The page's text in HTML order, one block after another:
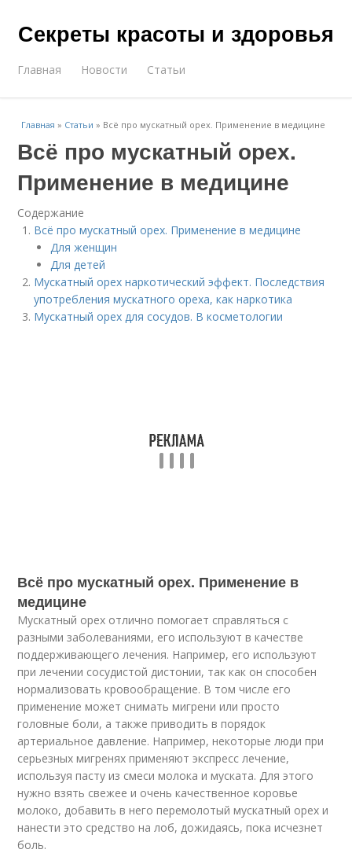
Секреты красоты и здоровья
Главная Новости Статьи
Главная » Статьи » Всё про мускатный орех. Применение в медицине
Всё про мускатный орех.
Применение в медицине
Содержание
Всё про мускатный орех. Применение в медицине
Для женщин
Для детей
Мускатный орех наркотический эффект. Последствия
употребления мускатного ореха, как наркотика
Мускатный орех для сосудов. В косметологии
Всё про мускатный орех. Применение в
медицине
Мускатный орех отлично помогает справляться с
разными заболеваниями, его используют в качестве
поддерживающего лечения. Например, его используют
при лечении сосудистой дистонии, так как он способен
нормализовать кровообращение. В том числе его
применение может снимать мигрени или просто
головные боли, а также приводить в порядок
артериальное давление. Например, некоторые люди при
серьезных мигренях применяют экспресс лечение,
используя пасту из смеси молока и муската. Для этого
нужно взять свежее и очень качественное коровье
молоко, добавить в него перемолотый мускатный орех и
нанести это средство на лоб, дожидаясь, пока исчезнет
боль.